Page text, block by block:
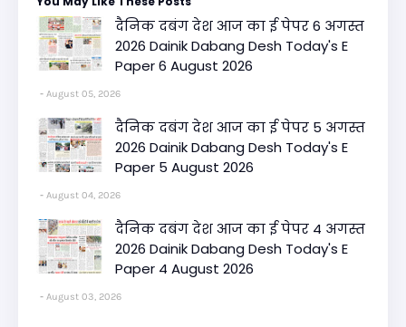
दैनिक दबंग देश आज का ई पेपर 6 अगस्त
2026 Dainik Dabang Desh Today's E
Paper 6 August 2026
August 05, 2026
दैनिक दबंग देश आज का ई पेपर 5 अगस्त
2026 Dainik Dabang Desh Today's E
Paper 5 August 2026
August 04, 2026
दैनिक दबंग देश आज का ई पेपर 4 अगस्त
2026 Dainik Dabang Desh Today's E
Paper 4 August 2026
August 03, 2026